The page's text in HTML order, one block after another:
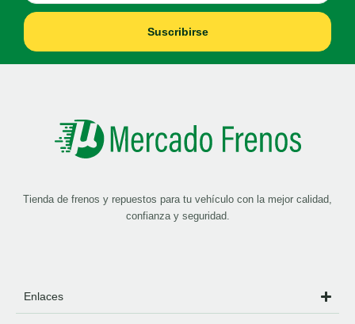
Suscribirse
Tienda de frenos y repuestos para tu vehículo con la mejor calidad,
confianza y seguridad.
Enlaces